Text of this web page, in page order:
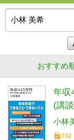
おすすめ
年収
(講
小林
732